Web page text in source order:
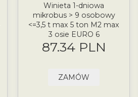
Winieta 1-dniowa
mikrobus > 9 osobowy
<=3,5 t max 5 ton M2 max
3 osie EURO 6
87.34 PLN
ZAMÓW